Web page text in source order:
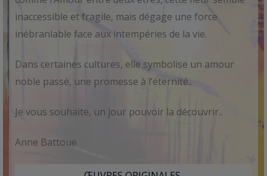
inaccessible et fragile, mais dégage une force
inébranlable face aux intempéries de la vie.
Dans certaines cultures, elle symbolise un amour
noble passé, une promesse à l’éternité..
Je vous souhaite, un jour pouvoir la découvrir..
Anne Battoue